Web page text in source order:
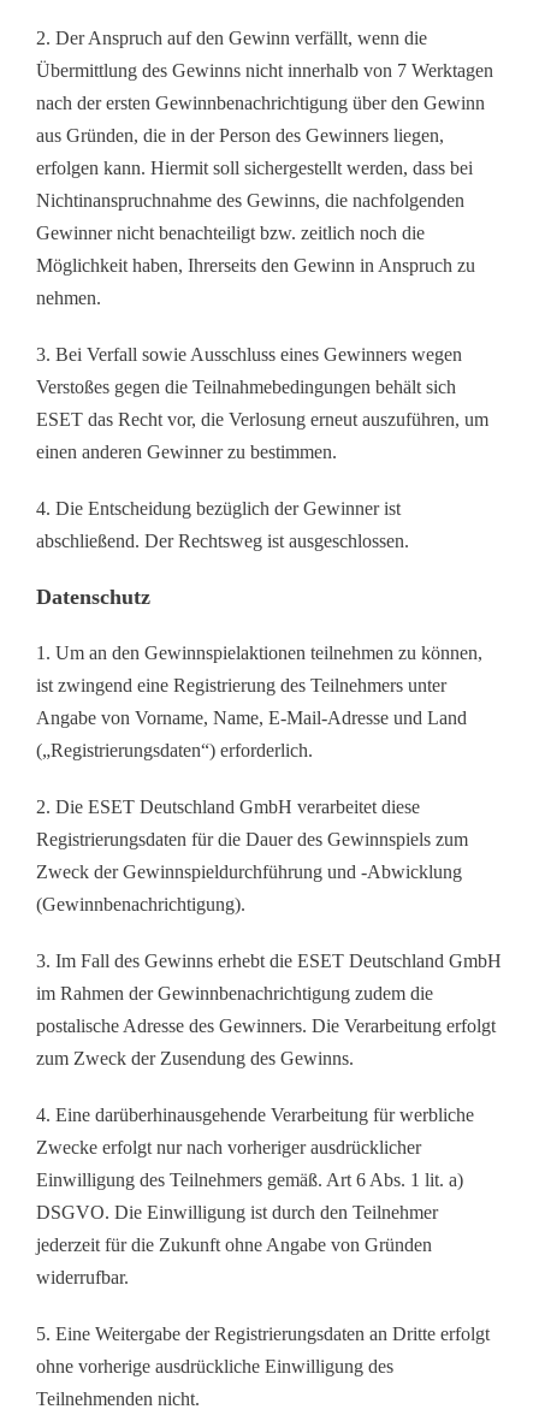
2. Der Anspruch auf den Gewinn verfällt, wenn die
Übermittlung des Gewinns nicht innerhalb von 7 Werktagen
nach der ersten Gewinnbenachrichtigung über den Gewinn
aus Gründen, die in der Person des Gewinners liegen,
erfolgen kann. Hiermit soll sichergestellt werden, dass bei
Nichtinanspruchnahme des Gewinns, die nachfolgenden
Gewinner nicht benachteiligt bzw. zeitlich noch die
Möglichkeit haben, Ihrerseits den Gewinn in Anspruch zu
nehmen.
3. Bei Verfall sowie Ausschluss eines Gewinners wegen
Verstoßes gegen die Teilnahmebedingungen behält sich
ESET das Recht vor, die Verlosung erneut auszuführen, um
einen anderen Gewinner zu bestimmen.
4. Die Entscheidung bezüglich der Gewinner ist
abschließend. Der Rechtsweg ist ausgeschlossen.
Datenschutz
1. Um an den Gewinnspielaktionen teilnehmen zu können,
ist zwingend eine Registrierung des Teilnehmers unter
Angabe von Vorname, Name, E-Mail-Adresse und Land
(„Registrierungsdaten“) erforderlich.
2. Die ESET Deutschland GmbH verarbeitet diese
Registrierungsdaten für die Dauer des Gewinnspiels zum
Zweck der Gewinnspieldurchführung und -Abwicklung
(Gewinnbenachrichtigung).
3. Im Fall des Gewinns erhebt die ESET Deutschland GmbH
im Rahmen der Gewinnbenachrichtigung zudem die
postalische Adresse des Gewinners. Die Verarbeitung erfolgt
zum Zweck der Zusendung des Gewinns.
4. Eine darüberhinausgehende Verarbeitung für werbliche
Zwecke erfolgt nur nach vorheriger ausdrücklicher
Einwilligung des Teilnehmers gemäß. Art 6 Abs. 1 lit. a)
DSGVO. Die Einwilligung ist durch den Teilnehmer
jederzeit für die Zukunft ohne Angabe von Gründen
widerrufbar.
5. Eine Weitergabe der Registrierungsdaten an Dritte erfolgt
ohne vorherige ausdrückliche Einwilligung des
Teilnehmenden nicht.